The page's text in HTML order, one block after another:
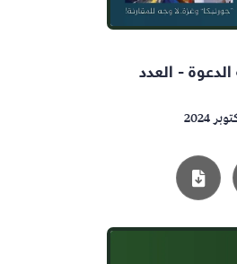
- العدد